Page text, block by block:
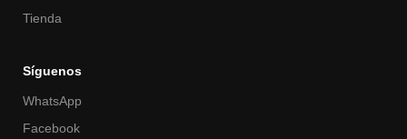
Tienda
Síguenos
WhatsApp
Facebook